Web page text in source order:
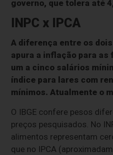
governo, que tolera até
INPC x IPCA
A diferença entre os
apura a inflação para as
um a cinco salários
índice para lares com
mínimos. Atualmente o
O IBGE confere pesos
preços pesquisados. No
alimentos representam
que no IPCA